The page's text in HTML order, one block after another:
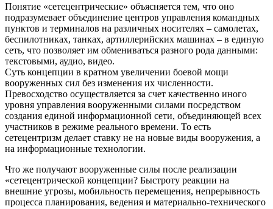
Понятие «сетецентрические» объясняется тем, что оно
подразумевает объединение центров управления командных
пунктов и терминалов на различных носителях – самолетах,
беспилотниках, танках, артиллерийских машинах – в единую
сеть, что позволяет им обмениваться разного рода данными:
текстовыми, аудио, видео.
Суть концепции в кратном увеличении боевой мощи
вооруженных сил без изменения их численности.
Превосходство осуществляется за счет качественно иного
уровня управления вооруженными силами посредством
создания единой информационной сети, объединяющей всех
участников в режиме реального времени. То есть
сетецентризм делает ставку не на новые виды вооружения, а
на информационные технологии.
Что же получают вооруженные силы после реализации
«сетецентрической концепции? Быстроту реакции на
внешние угрозы, мобильность перемещения, непрерывность
процесса планирования, ведения и материально-технического